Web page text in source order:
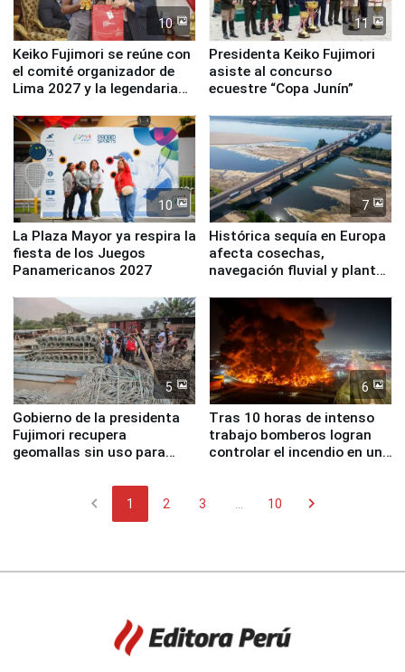
10
Keiko Fujimori se reúne con
el comité organizador de
Lima 2027 y la legendaria
11
Presidenta Keiko Fujimori
asiste al concurso
ecuestre “Copa Junín”
10
La Plaza Mayor ya respira la
fiesta de los Juegos
Panamericanos 2027
7
Histórica sequía en Europa
afecta cosechas,
navegación fluvial y plantas
5
Gobierno de la presidenta
Fujimori recupera
geomallas sin uso para
Fenómeno El Niño
6
Tras 10 horas de intenso
trabajo bomberos logran
controlar el incendio en una
chevron_left 1 2 3 10 chevron_right